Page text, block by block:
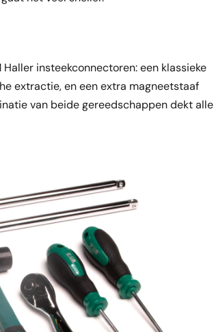
insteekconnectoren: een klassieke
extractie, en een extra magneetstaaf
van beide gereedschappen dekt alle